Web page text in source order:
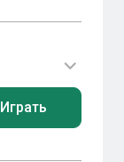
Играть